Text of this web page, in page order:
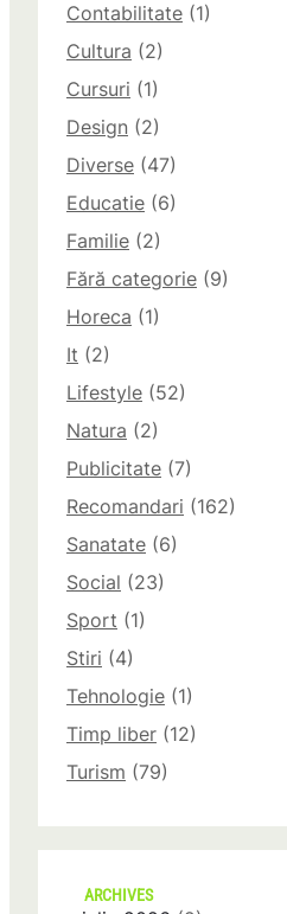
Contabilitate (1)
Cultura (2)
Cursuri (1)
Design (2)
Diverse (47)
Educatie (6)
Familie (2)
Fără categorie (9)
Horeca (1)
It (2)
Lifestyle (52)
Natura (2)
Publicitate (7)
Recomandari (162)
Sanatate (6)
Social (23)
Sport (1)
Stiri (4)
Tehnologie (1)
Timp liber (12)
Turism (79)
ARCHIVES